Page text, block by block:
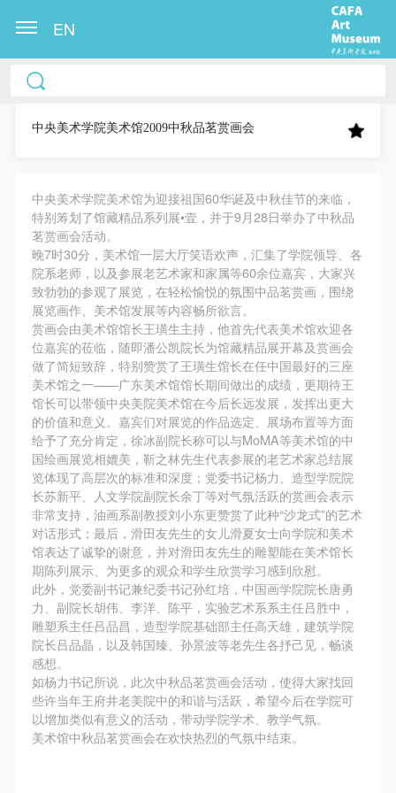
EN
中央美术学院美术馆2009中秋品茗赏画会
中央美术学院美术馆为迎接祖国60华诞及中秋佳节的来临，
特别筹划了馆藏精品系列展•壹，并于9月28日举办了中秋品
茗赏画会活动。
晚7时30分，美术馆一层大厅笑语欢声，汇集了学院领导、各
院系老师，以及参展老艺术家和家属等60余位嘉宾，大家兴
致勃勃的参观了展览，在轻松愉悦的氛围中品茗赏画，围绕
展览画作、美术馆发展等内容畅所欲言。
赏画会由美术馆馆长王璜生主持，他首先代表美术馆欢迎各
位嘉宾的莅临，随即潘公凯院长为馆藏精品展开幕及赏画会
做了简短致辞，特别赞赏了王璜生馆长在任中国最好的三座
美术馆之一——广东美术馆馆长期间做出的成绩，更期待王
馆长可以带领中央美院美术馆在今后长远发展，发挥出更大
的价值和意义。嘉宾们对展览的作品选定、展场布置等方面
给予了充分肯定，徐冰副院长称可以与MoMA等美术馆的中
国绘画展览相媲美，靳之林先生代表参展的老艺术家总结展
览体现了高层次的标准和深度；党委书记杨力、造型学院院
长苏新平、人文学院副院长余丁等对气氛活跃的赏画会表示
非常支持，油画系副教授刘小东更赞赏了此种“沙龙式”的艺术
对话形式；最后，滑田友先生的女儿滑夏女士向学院和美术
馆表达了诚挚的谢意，并对滑田友先生的雕塑能在美术馆长
期陈列展示、为更多的观众和学生欣赏学习感到欣慰。
此外，党委副书记兼纪委书记孙红培，中国画学院院长唐勇
力、副院长胡伟、李洋、陈平，实验艺术系系主任吕胜中，
雕塑系主任吕品昌，造型学院基础部主任高天雄，建筑学院
院长吕品晶，以及韩国臻、孙景波等老先生各抒己见，畅谈
感想。
如杨力书记所说，此次中秋品茗赏画会活动，使得大家找回
些许当年王府井老美院中的和谐与活跃，希望今后在学院可
以增加类似有意义的活动，带动学院学术、教学气氛。
美术馆中秋品茗赏画会在欢快热烈的气氛中结束。
中央美术学院美术馆出版授权协议书
称“CAFAM”），愿意将本人参与中央美术学院美术馆
果（如参与工作坊创作的作品）提交中央美术学院用
作发表、出版。中央美术学院可以以电子、网络及其
它数字媒体形式公开出版，并同意编入《中国知识资
源总库》《中央美术学院资料库》《中央美术学院美
术馆资料库》等相关资料、文献、档案机构和平台，
在中央美术学院中使用和在互联网上传播，同意按相
关“章程”规定享受相关权益。
中央美术学院美术馆活动安全免责协议书
第一条
本次活动公平公正、自愿参加与退出、风险与责任自
负的原则。但活动有风险，参加者应有必要的风险意
识。
第二条
参加本次活动者必须遵守中华人民共和国的相关法
律、法规，必须遵循道德和社会公德规范，并应该具
备以人为本、团结友爱、互相帮助和助人为乐的良好
品质。
第三条
参加本次活动人员应该是成年人（具有完全民事行为
能力的人，18周岁以上）未成年人必须在成年人的陪
同下参观。
第四条
参加活动者在此次活动期间的人身安全责任自负。鼓
中央美术学院美术馆出版授权协议书
称“CAFAM”），愿意将本人参与中央美术学院美术馆
果（如参与工作坊创作的作品）提交中央美术学院用
作发表、出版。中央美术学院可以以电子、网络及其
它数字媒体形式公开出版，并同意编入《中国知识资
源总库》《中央美术学院资料库》《中央美术学院美
术馆资料库》等相关资料、文献、档案机构和平台，
在中央美术学院中使用和在互联网上传播，同意按相
关“章程”规定享受相关权益。
中央美术学院美术馆活动安全免责协议书
第一条
本次活动公平公正、自愿参加与退出、风险与责任自
负的原则。但活动有风险，参加者应有必要的风险意
识。
第二条
参加本次活动者必须遵守中华人民共和国的相关法
律、法规，必须遵循道德和社会公德规范，并应该具
备以人为本、团结友爱、互相帮助和助人为乐的良好
品质。
第三条
参加本次活动人员应该是成年人（具有完全民事行为
能力的人，18周岁以上）未成年人必须在成年人的陪
同下参观。
第四条
参加活动者在此次活动期间的人身安全责任自负。鼓
中央美术学院美术馆出版授权协议书
称“CAFAM”），愿意将本人参与中央美术学院美术馆
果（如参与工作坊创作的作品）提交中央美术学院用
作发表、出版。中央美术学院可以以电子、网络及其
它数字媒体形式公开出版，并同意编入《中国知识资
源总库》《中央美术学院资料库》《中央美术学院美
术馆资料库》等相关资料、文献、档案机构和平台，
在中央美术学院中使用和在互联网上传播，同意按相
关“章程”规定享受相关权益。
中央美术学院美术馆活动安全免责协议书
第一条
本次活动公平公正、自愿参加与退出、风险与责任自
负的原则。但活动有风险，参加者应有必要的风险意
识。
第二条
参加本次活动者必须遵守中华人民共和国的相关法
律、法规，必须遵循道德和社会公德规范，并应该具
备以人为本、团结友爱、互相帮助和助人为乐的良好
品质。
第三条
参加本次活动人员应该是成年人（具有完全民事行为
能力的人，18周岁以上）未成年人必须在成年人的陪
同下参观。
第四条
参加活动者在此次活动期间的人身安全责任自负。鼓
快捷登录 帐号密码登录
手机号码
发送验证码
手机号码将作为您的登录账号
验证码
登录
可使用雅昌艺术网会员账户登录